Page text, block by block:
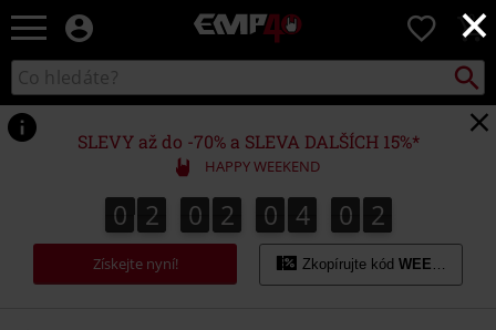
×
EMP
Hudba,
filmy
&
seriály,
Merch
pro
hráče,
Alternativní
móda
0
Katalog
vyhledávání
SLEVY až do -70% a SLEVA DALŠÍCH 15%*
HAPPY WEEKEND
0
0 2
2 0
0 2
2 0
0 4
4 0
0 0
1
0
2
1
Získejte nyní! Zkopírujte kód WEEKEND